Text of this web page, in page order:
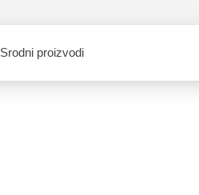
Srodni proizvodi